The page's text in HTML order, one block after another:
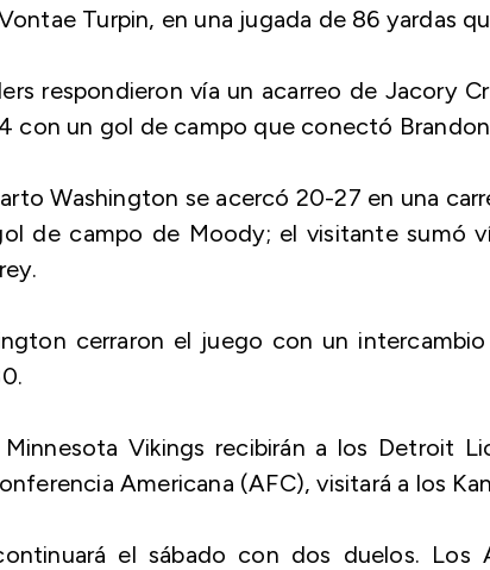
Turpin, en una jugada de 86 yardas
respondieron vía un acarreo de Jacory
con un gol de campo que conectó
Washington se acercó 20-27 en una
de campo de Moody; el visitante sumó
cerraron el juego con un
Vikings recibirán a los Detroit
Americana (AFC), visitará a los
el sábado con dos duelos. Los